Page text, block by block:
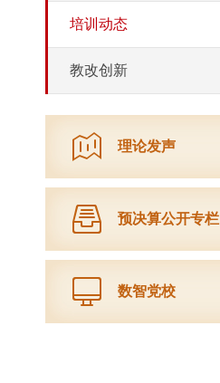
培训动态
教改创新
理论发声
预决算公开专栏
数智党校